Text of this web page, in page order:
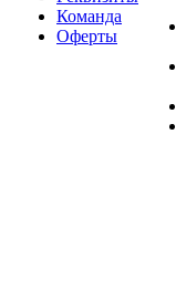
Команда
Оферты